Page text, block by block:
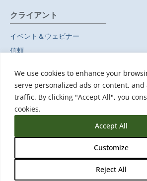
We use cookies to enhance your
serve personalized ads or content, and
traffic. By clicking "Accept All", you
cookies.
Customize
Reject All
Accept All
クライアント
イベント＆ウェビナー
信頼
副処理者
データ保護に関する補遺
サポート